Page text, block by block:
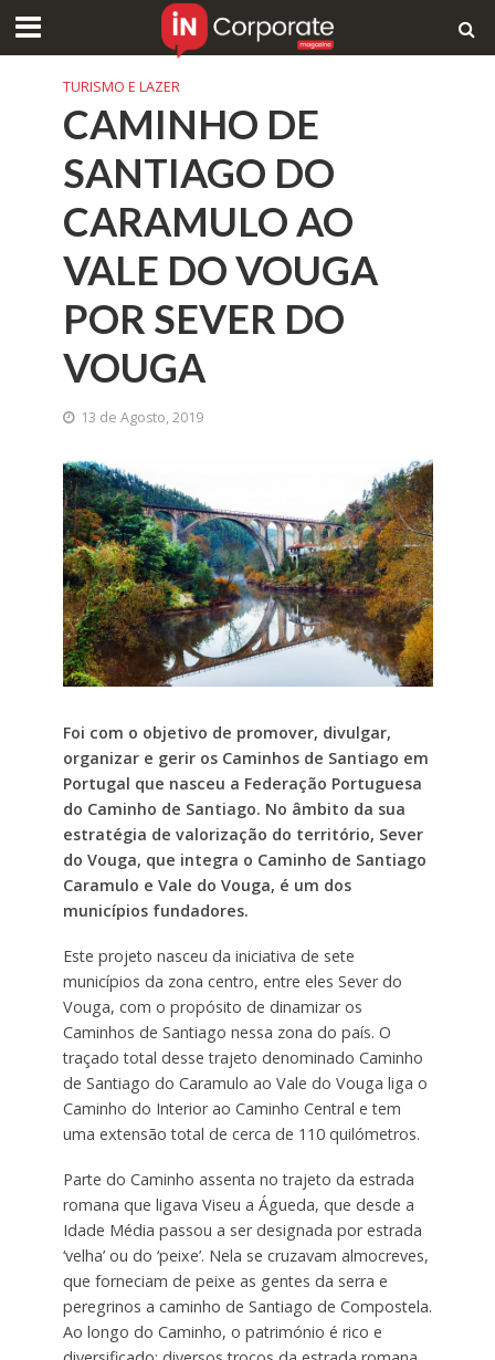
TURISMO E LAZER
CAMINHO DE
SANTIAGO DO
CARAMULO AO
VALE DO VOUGA
POR SEVER DO
VOUGA
13 de Agosto, 2019
Foi com o objetivo de promover, divulgar,
organizar e gerir os Caminhos de Santiago em
Portugal que nasceu a Federação Portuguesa
do Caminho de Santiago. No âmbito da sua
estratégia de valorização do território, Sever
do Vouga, que integra o Caminho de Santiago
Caramulo e Vale do Vouga, é um dos
municípios fundadores.
Este projeto nasceu da iniciativa de sete
municípios da zona centro, entre eles Sever do
Vouga, com o propósito de dinamizar os
Caminhos de Santiago nessa zona do país. O
traçado total desse trajeto denominado Caminho
de Santiago do Caramulo ao Vale do Vouga liga o
Caminho do Interior ao Caminho Central e tem
uma extensão total de cerca de 110 quilómetros.
Parte do Caminho assenta no trajeto da estrada
romana que ligava Viseu a Águeda, que desde a
Idade Média passou a ser designada por estrada
‘velha’ ou do ‘peixe’. Nela se cruzavam almocreves,
que forneciam de peixe as gentes da serra e
peregrinos a caminho de Santiago de Compostela.
Ao longo do Caminho, o património é rico e